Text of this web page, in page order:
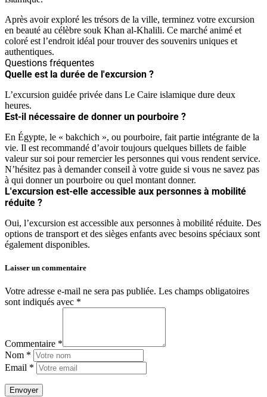
Après avoir exploré les trésors de la ville, terminez votre excursion
en beauté au célèbre souk Khan al-Khalili. Ce marché animé et
coloré est l’endroit idéal pour trouver des souvenirs uniques et
authentiques.
Questions fréquentes
Quelle est la durée de l'excursion ?
L’excursion guidée privée dans Le Caire islamique dure deux
heures.
Est-il nécessaire de donner un pourboire ?
En Égypte, le « bakchich », ou pourboire, fait partie intégrante de la
vie. Il est recommandé d’avoir toujours quelques billets de faible
valeur sur soi pour remercier les personnes qui vous rendent service.
N’hésitez pas à demander conseil à votre guide si vous ne savez pas
à qui donner un pourboire ou quel montant donner.
L'excursion est-elle accessible aux personnes à mobilité
réduite ?
Oui, l’excursion est accessible aux personnes à mobilité réduite. Des
options de transport et des sièges enfants avec besoins spéciaux sont
également disponibles.
Laisser un commentaire
Votre adresse e-mail ne sera pas publiée. Les champs obligatoires
sont indiqués avec *
Commentaire *
Nom *
Email *